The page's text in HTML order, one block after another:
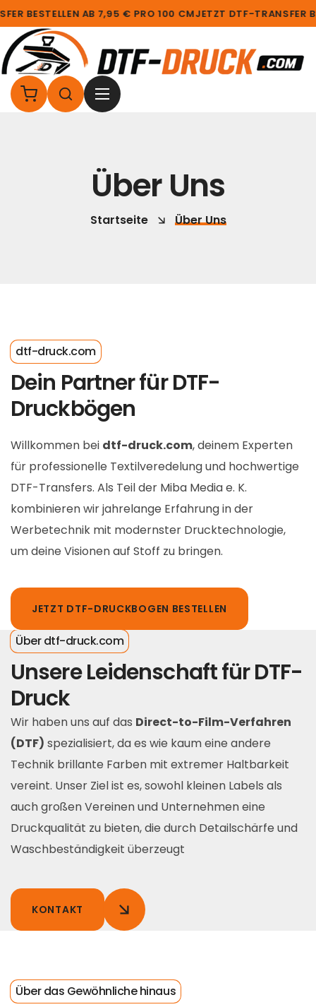
BESTELLEN AB 7,95 € PRO 100 CMJETZT DTF-TRANSFER
Über Uns
Startseite Über Uns
dtf-druck.com
Dein Partner für DTF-
Druckbögen
Willkommen bei dtf-druck.com, deinem Experten
für professionelle Textilveredelung und hochwertige
DTF-Transfers. Als Teil der Miba Media e. K.
kombinieren wir jahrelange Erfahrung in der
Werbetechnik mit modernster Drucktechnologie,
um deine Visionen auf Stoff zu bringen.
JETZT DTF-DRUCKBOGEN BESTELLEN
Über dtf-druck.com
Unsere Leidenschaft für DTF-
Druck
Wir haben uns auf das Direct-to-Film-Verfahren
(DTF) spezialisiert, da es wie kaum eine andere
Technik brillante Farben mit extremer Haltbarkeit
vereint. Unser Ziel ist es, sowohl kleinen Labels als
auch großen Vereinen und Unternehmen eine
Druckqualität zu bieten, die durch Detailschärfe und
Waschbeständigkeit überzeugt
KONTAKT
Über das Gewöhnliche hinaus